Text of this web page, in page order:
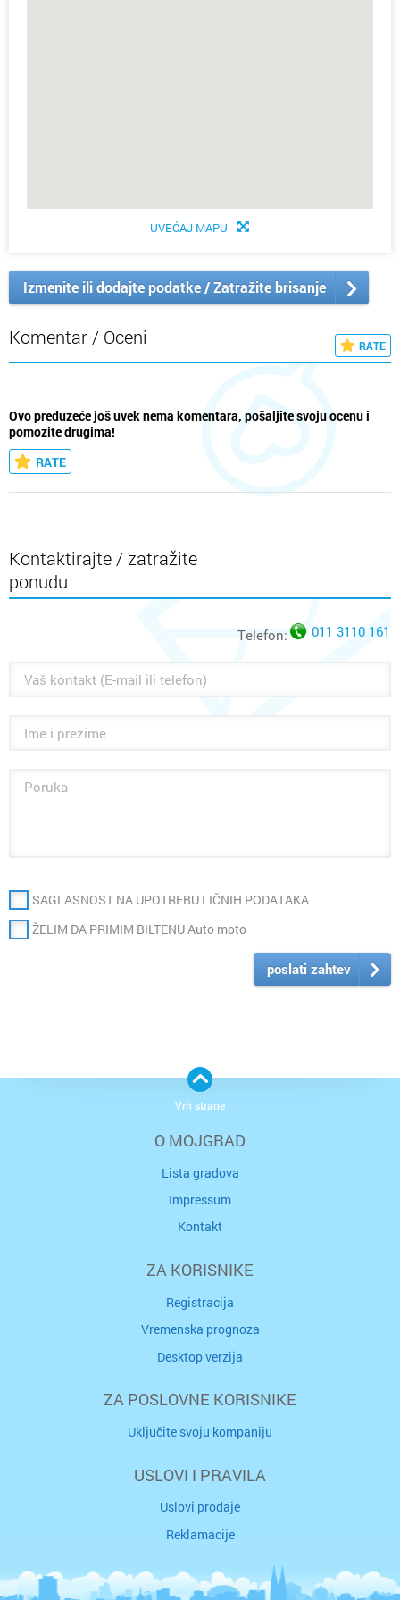
UVEĆAJ MAPU
Izmenite ili dodajte podatke / Zatražite brisanje
Komentar / Oceni RATE
Ovo preduzeće još uvek nema komentara, pošaljite svoju ocenu i
pomozite drugima!
RATE
Kontaktirajte / zatražite
ponudu
Telefon: 011 3110 161
SAGLASNOST NA UPOTREBU LIČNIH PODATAKA
ŽELIM DA PRIMIM BILTENU Auto moto
poslati zahtev
O MOJGRAD
Lista gradova
Impressum
Kontakt
ZA KORISNIKE
Registracija
Vremenska prognoza
Desktop verzija
ZA POSLOVNE KORISNIKE
Uključite svoju kompaniju
USLOVI I PRAVILA
Uslovi prodaje
Reklamacije
Vrh strane